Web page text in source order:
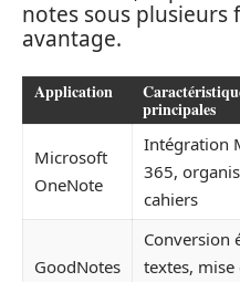
notes sous plusieurs
avantage.
Application
principales
Microsoft
OneNote
Intégration
365,
cahiers
GoodNotes
Conversion
textes, mise